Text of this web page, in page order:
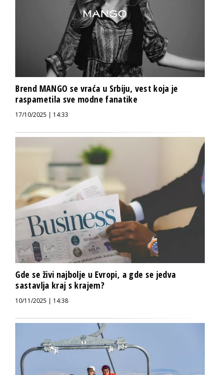
Brend MANGO se vraća u Srbiju, vest koja je
raspametila sve modne fanatike
17/10/2025 | 14:33
Gde se živi najbolje u Evropi, a gde se jedva
sastavlja kraj s krajem?
10/11/2025 | 14:38